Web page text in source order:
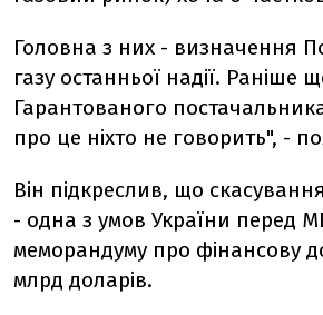
Головна з них - визначення
газу останньої надії. Раніше
Гарантованого
про це ніхто не говорить", -
Він підкреслив, що
- одна з умов України перед
меморандуму про фінансову
млрд доларів.